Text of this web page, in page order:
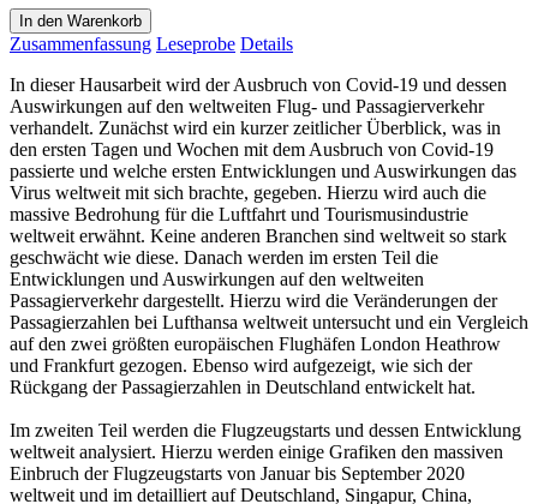
In den Warenkorb
Zusammenfassung Leseprobe Details
In dieser Hausarbeit wird der Ausbruch von Covid-19 und dessen
Auswirkungen auf den weltweiten Flug- und Passagierverkehr
verhandelt. Zunächst wird ein kurzer zeitlicher Überblick, was in
den ersten Tagen und Wochen mit dem Ausbruch von Covid-19
passierte und welche ersten Entwicklungen und Auswirkungen das
Virus weltweit mit sich brachte, gegeben. Hierzu wird auch die
massive Bedrohung für die Luftfahrt und Tourismusindustrie
weltweit erwähnt. Keine anderen Branchen sind weltweit so stark
geschwächt wie diese. Danach werden im ersten Teil die
Entwicklungen und Auswirkungen auf den weltweiten
Passagierverkehr dargestellt. Hierzu wird die Veränderungen der
Passagierzahlen bei Lufthansa weltweit untersucht und ein Vergleich
auf den zwei größten europäischen Flughäfen London Heathrow
und Frankfurt gezogen. Ebenso wird aufgezeigt, wie sich der
Rückgang der Passagierzahlen in Deutschland entwickelt hat.
Im zweiten Teil werden die Flugzeugstarts und dessen Entwicklung
weltweit analysiert. Hierzu werden einige Grafiken den massiven
Einbruch der Flugzeugstarts von Januar bis September 2020
weltweit und im detailliert auf Deutschland, Singapur, China,